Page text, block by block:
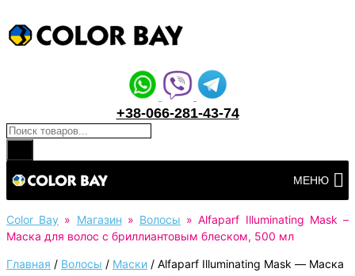
+38-066-281-43-74
Поиск товаров
контенту
МЕНЮ
Color Bay » Магазин » Волосы »Alfaparf Illuminating Mask –
Маска для волос с бриллиантовым блеском, 500 мл
Главная / Волосы / Маски / Alfaparf Illuminating Mask — Маска